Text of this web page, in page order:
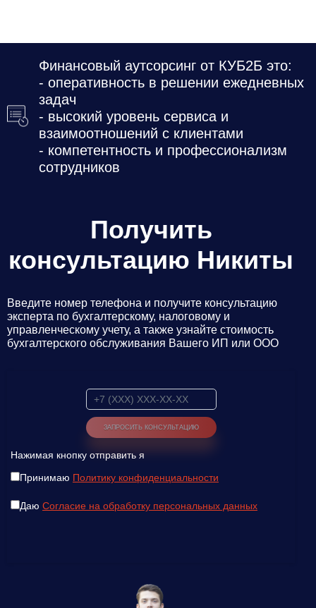
Финансовый аутсорсинг от КУБ2Б это:
- оперативность в решении ежедневных
задач
- высокий уровень сервиса и
взаимоотношений с клиентами
- компетентность и профессионализм
сотрудников
Получить
консультацию Никиты
Введите номер телефона и получите консультацию
эксперта по бухгалтерскому, налоговому и
управленческому учету, а также узнайте стоимость
бухгалтерского обслуживания Вашего ИП или ООО
Нажимая кнопку отправить я
Принимаю Политику конфиденциальности
Даю Согласие на обработку персональных данных